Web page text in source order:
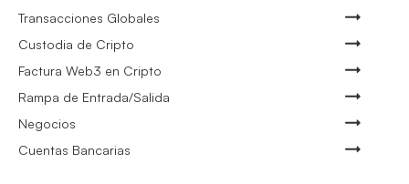
Transacciones Globales
Custodia de Cripto
Factura Web3 en Cripto
Rampa de Entrada/Salida
Negocios
Cuentas Bancarias